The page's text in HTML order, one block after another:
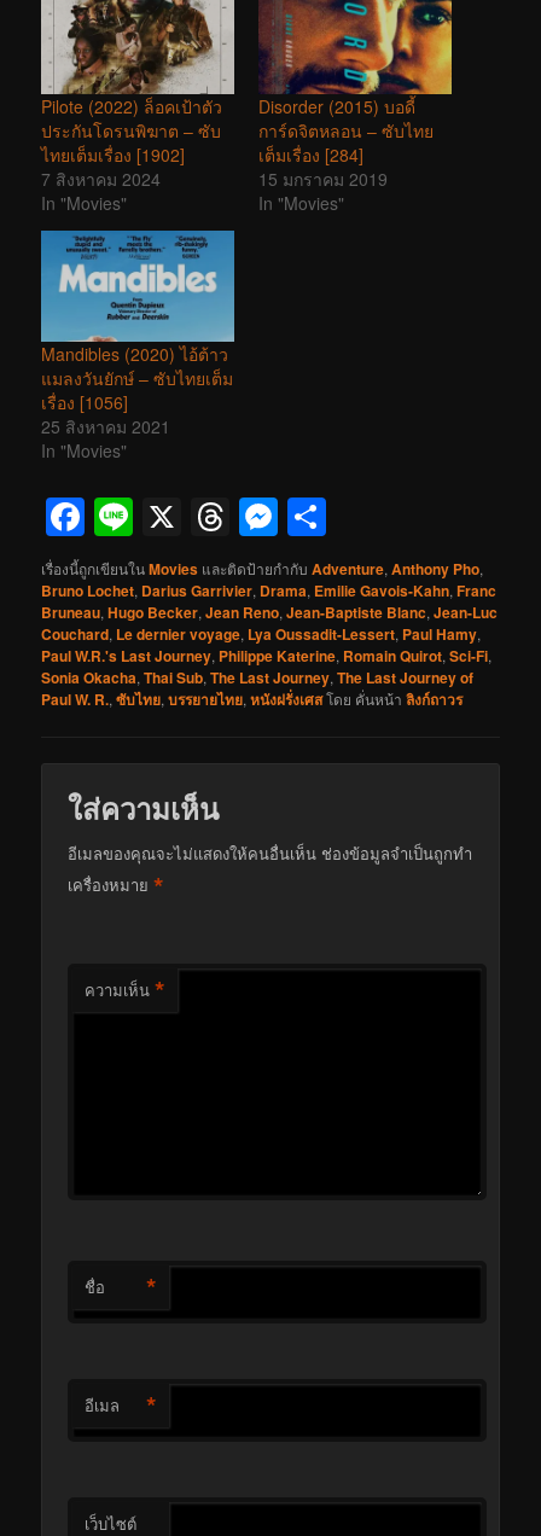
Pilote (2022) ล็อคเป้าตัว
ประกันโดรนพิฆาต – ซับ
ไทยเต็มเรื่อง [1902]
7 สิงหาคม 2024
In "Movies"
Disorder (2015) บอดี้
การ์ดจิตหลอน – ซับไทย
เต็มเรื่อง [284]
15 มกราคม 2019
In "Movies"
Mandibles (2020) ไอ้ต้าว
แมลงวันยักษ์ – ซับไทยเต็ม
เรื่อง [1056]
25 สิงหาคม 2021
In "Movies"
Facebook
Line
X Threads
Messenger
เรื่องนี้ถูกเขียนในMovies และติดป้ายกำกับAdventure,Anthony Pho,
Bruno Lochet, Darius Garrivier, Drama, Emilie Gavois-Kahn,Franc
Bruneau,Hugo Becker,Jean Reno,Jean-Baptiste Blanc,Jean-Luc
Couchard, Le dernier voyage, Lya Oussadit-Lessert, Paul Hamy,
Paul W.R.'s Last Journey, Philippe Katerine, Romain Quirot,Sci-Fi,
Sonia Okacha,Thai Sub,The Last Journey,The Last Journey of
Paul W. R.,ซับไทย,บรรยายไทย,หนังฝรั่งเศสโดย คั่นหน้าลิงก์ถาวร
ใส่ความเห็น
อีเมลของคุณจะไม่แสดงให้คนอื่นเห็น ช่องข้อมูลจำเป็นถูกทำ
เครื่องหมาย*
ความเห็น *
ชื่อ *
อีเมล *
เว็บไซต์